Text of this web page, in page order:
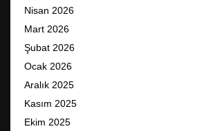
Nisan 2026
Mart 2026
Şubat 2026
Ocak 2026
Aralık 2025
Kasım 2025
Ekim 2025